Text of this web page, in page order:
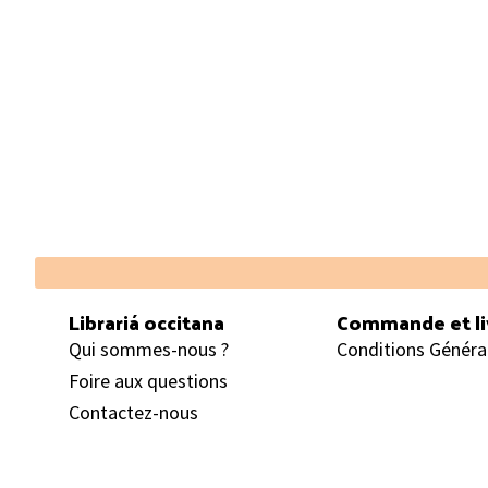
Footer
Librariá occitana
Qui sommes-nous ?
Foire aux questions
Contactez-nous
Commande et
Conditions